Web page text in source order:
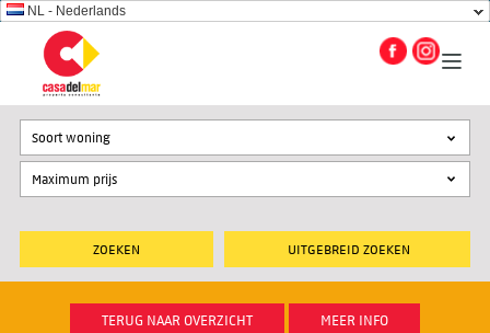
NL - Nederlands
UITGEBREID ZOEKEN
Soort woning
TERUG NAAR OVERZICHT MEER INFO